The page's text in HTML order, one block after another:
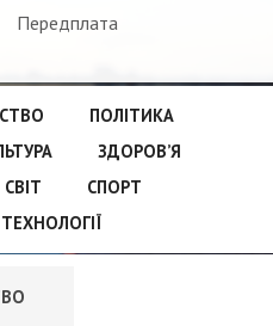
Передплата
ПОЛІТИКА
ЗДОРОВ’Я
СВІТ
СПОРТ